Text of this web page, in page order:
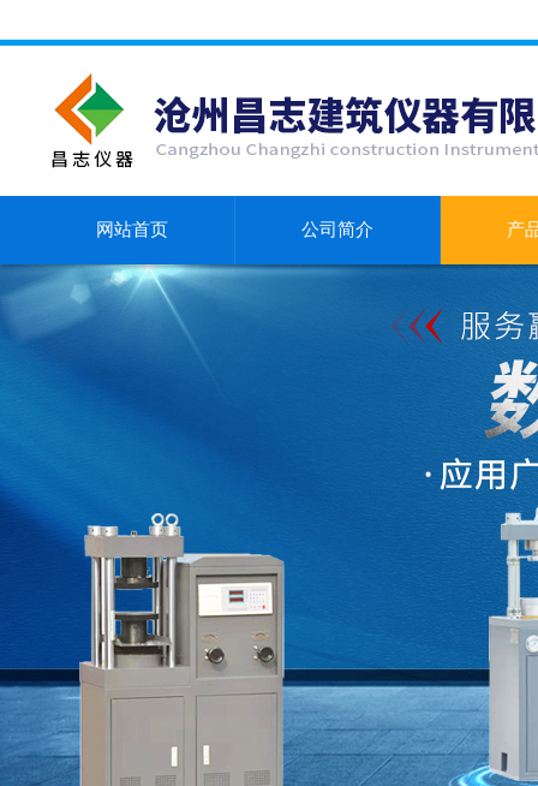
网站首页 公司简介 产